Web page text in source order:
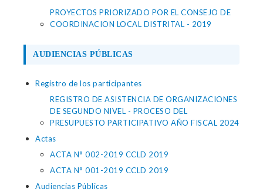
PROYECTOS PRIORIZADO POR EL CONSEJO DE
COORDINACION LOCAL DISTRITAL - 2019
AUDIENCIAS PÚBLICAS
Registro de los participantes
REGISTRO DE ASISTENCIA DE ORGANIZACIONES
DE SEGUNDO NIVEL - PROCESO DEL
PRESUPUESTO PARTICIPATIVO AÑO FISCAL 2024
Actas
ACTA N° 002-2019 CCLD 2019
ACTA N° 001-2019 CCLD 2019
Audiencias Públicas